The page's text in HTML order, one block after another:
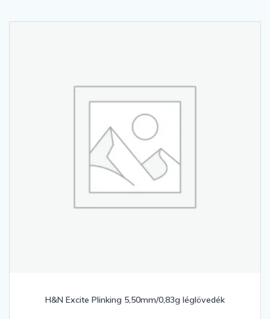
H&N Excite Plinking 5,50mm/0,83g léglövedék